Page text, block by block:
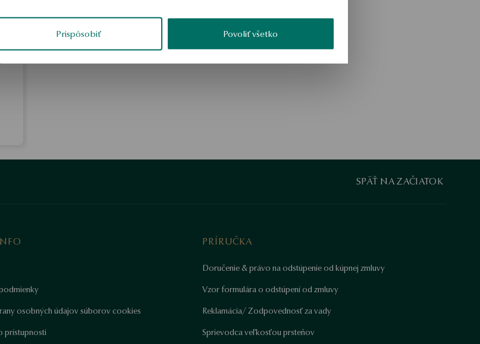
Prispôsobiť Povoliť všetko
SPÄŤ NA ZAČIATOK
osobných údajov súborov cookies
prístupnosti
PRÍRUČKA
Doručenie & právo na odstúpenie od kúpnej zmluvy
Vzor formulára o odstúpení od zmluvy
Reklamácia/ Zodpovednosť za vady
Sprievodca veľkosťou prsteňov